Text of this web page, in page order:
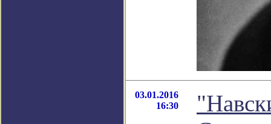
03.01.2016
16:30